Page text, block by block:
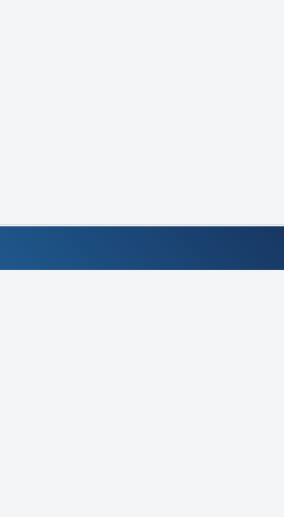
Verband Deutschland e.V.